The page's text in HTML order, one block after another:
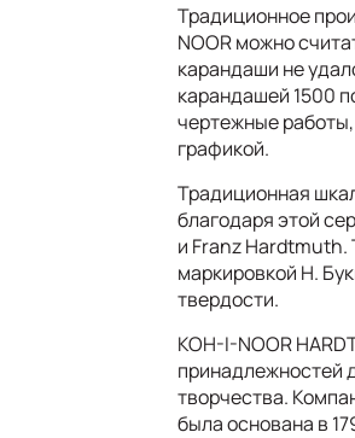
Традиционное
NOOR можно
карандаши не
карандашей 1500
чертежные
графикой.
Традиционная
благодаря этой
и Franz
маркировкой H.
твердости.
KOH-I-NOOR
принадлежностей
творчества.
была основана в